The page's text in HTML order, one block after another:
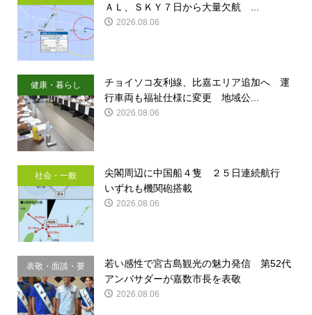
ＡＬ、ＳＫＹ７日から大量欠航 ...
2026.08.06
健康・暮らし
チョイソコ友利線、比嘉エリア追加へ 運
行車両も福祉仕様に変更 地域公...
2026.08.06
社会・一般
尖閣周辺に中国船４隻 ２５日連続航行
いずれも機関砲搭載
2026.08.06
表敬・面談・要
請
若い感性で宮古島観光の魅力発信 第52代
アンバサダーが嘉数市長を表敬
2026.08.06